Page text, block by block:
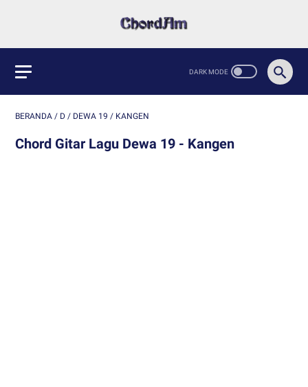
BERANDA / D / DEWA 19 / KANGEN
Chord Gitar Lagu Dewa 19 - Kangen